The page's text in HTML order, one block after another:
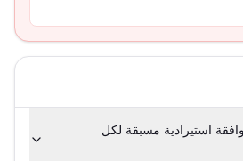
استيرادية مسبقة لكل